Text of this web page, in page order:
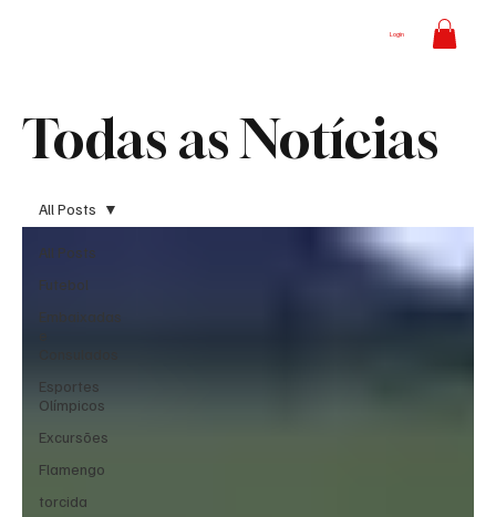
Login
Todas as Notícias
All Posts
Futebol
Embaixadas
Esportes
Olímpicos
Excursões
Flamengo
torcida
All Posts